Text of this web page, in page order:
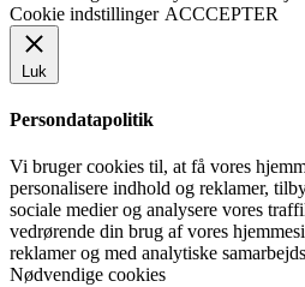
Cookie indstillinger ACCCEPTER
Luk
Persondatapolitik
Vi bruger cookies til, at få vores
personalisere indhold og reklamer,
sociale medier og analysere vores
vedrørende din brug af vores
reklamer og med analytiske
Nødvendige cookies